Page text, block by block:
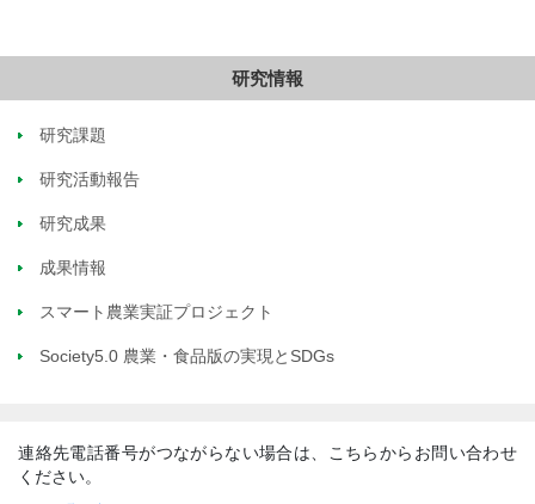
研究情報
研究課題
研究活動報告
研究成果
成果情報
スマート農業実証プロジェクト
Society5.0 農業・食品版の実現とSDGs
連絡先電話番号がつながらない場合は、こちらからお問い合わせ
ください。